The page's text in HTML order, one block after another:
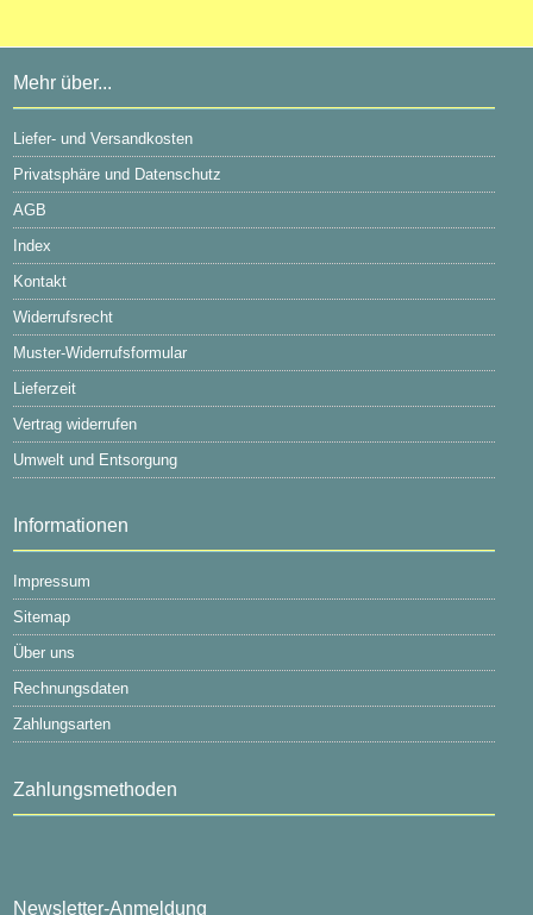
Mehr über...
Liefer- und Versandkosten
Privatsphäre und Datenschutz
AGB
Index
Kontakt
Widerrufsrecht
Muster-Widerrufsformular
Lieferzeit
Vertrag widerrufen
Umwelt und Entsorgung
Informationen
Impressum
Sitemap
Über uns
Rechnungsdaten
Zahlungsarten
Zahlungsmethoden
Newsletter-Anmeldung